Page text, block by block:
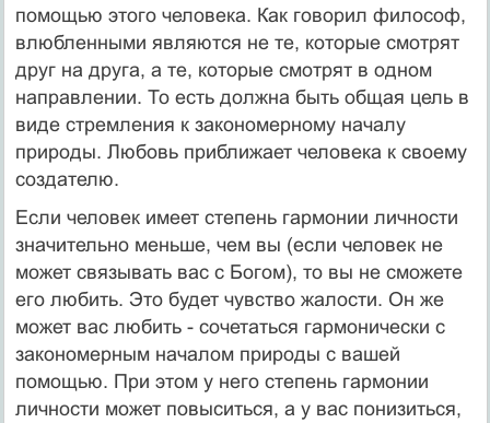
помощью этого человека. Как говорил философ,
влюбленными являются не те, которые смотрят
друг на друга, а те, которые смотрят в одном
направлении. То есть должна быть общая цель в
виде стремления к закономерному началу
природы. Любовь приближает человека к своему
создателю.
Если человек имеет степень гармонии личности
значительно меньше, чем вы (если человек не
может связывать вас с Богом), то вы не сможете
его любить. Это будет чувство жалости. Он же
может вас любить - сочетаться гармонически с
закономерным началом природы с вашей
помощью. При этом у него степень гармонии
личности может повыситься, а у вас понизиться,